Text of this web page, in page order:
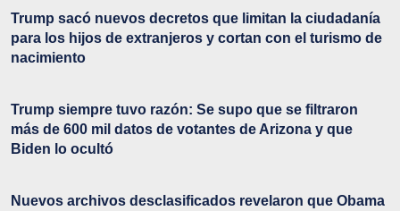
Trump sacó nuevos decretos que limitan la ciudadanía
para los hijos de extranjeros y cortan con el turismo de
nacimiento
Trump siempre tuvo razón: Se supo que se filtraron
más de 600 mil datos de votantes de Arizona y que
Biden lo ocultó
Nuevos archivos desclasificados revelaron que Obama